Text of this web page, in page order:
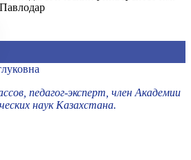
педагог-эксперт, член Академии
наук Казахстана.